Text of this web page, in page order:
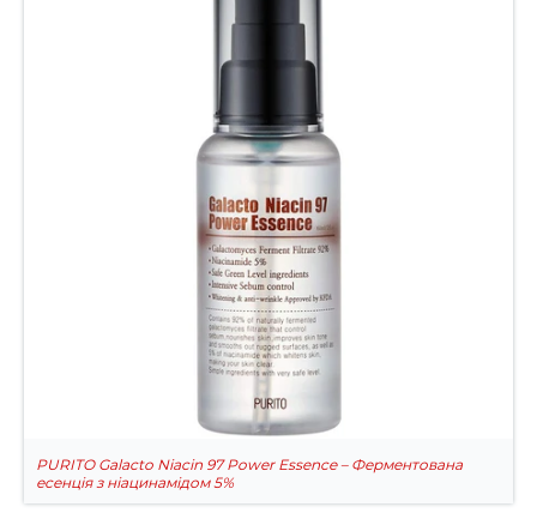
PURITO Galacto Niacin 97 Power Essence – Ферментована
есенція з ніацинамідом 5%